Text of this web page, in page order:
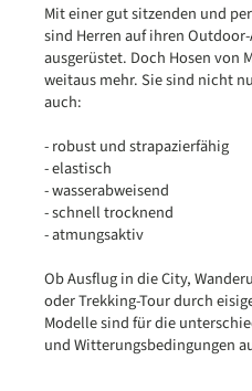
Mit einer gut sitzenden und
sind Herren auf ihren
ausgerüstet. Doch Hosen von
weitaus mehr. Sie sind nicht
auch:
- robust und strapazierfähig
- elastisch
- wasserabweisend
- schnell trocknend
- atmungsaktiv
Ob Ausflug in die City,
oder Trekking-Tour durch
Modelle sind für die
und Witterungsbedingungen